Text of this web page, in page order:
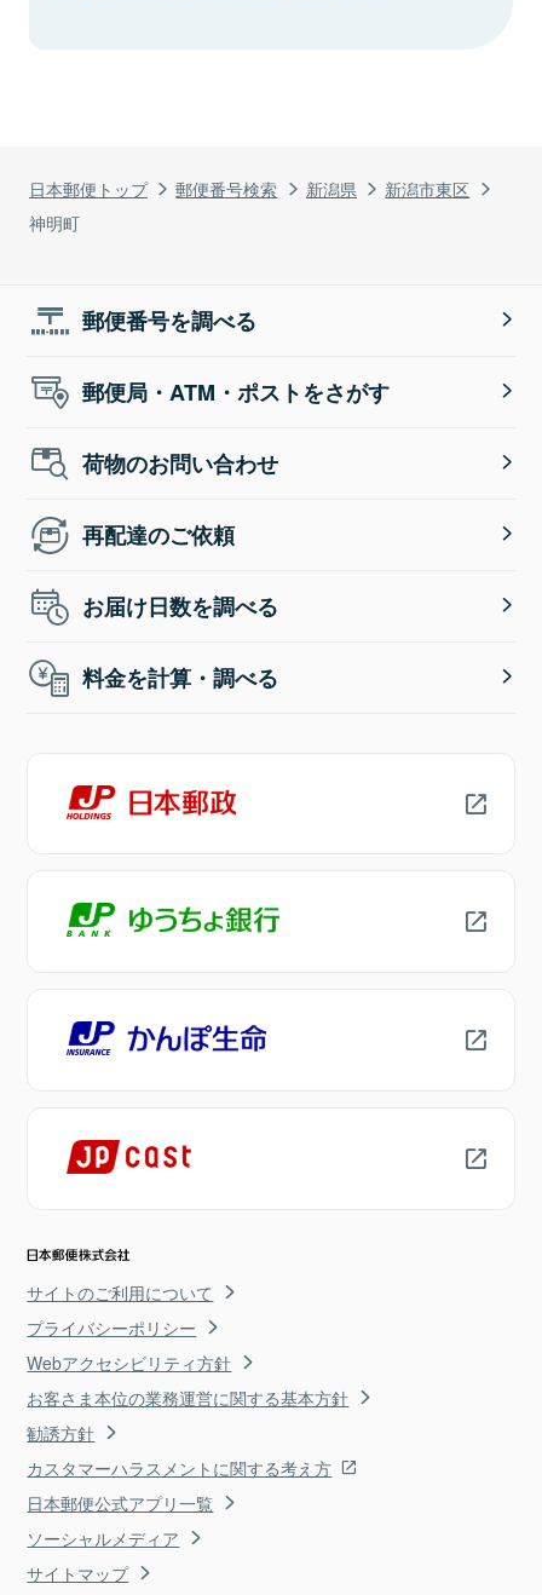
日本郵便トップ 郵便番号検索 新潟県
新潟市東区
神明町
郵便番号を調べる
郵便局・ATM・ポストをさがす
荷物のお問い合わせ
再配達のご依頼
お届け日数を調べる
料金を計算・調べる
サイトのご利用について
プライバシーポリシー
Webアクセシビリティ方針
お客さま本位の業務運営に関する基本方針
勧誘方針
カスタマーハラスメントに関する考え方
日本郵便公式アプリ一覧
ソーシャルメディア
サイトマップ